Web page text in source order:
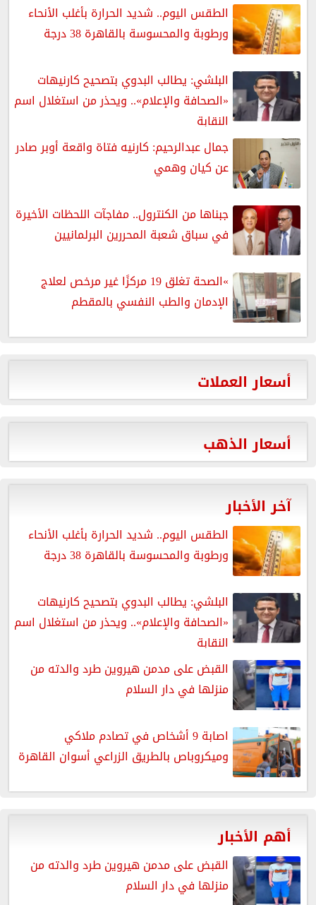
الطقس اليوم.. شديد الحرارة بأغلب الأنحاء
ورطوبة والمحسوسة بالقاهرة 38 درجة
البلشي: يطالب البدوي بتصحيح كارنيهات
«الصحافة والإعلام».. ويحذر من استغلال اسم
النقابة
جمال عبدالرحيم: كارنيه فتاة واقعة أوبر صادر
عن كيان وهمي
جبناها من الكنترول.. مفاجآت اللحظات الأخيرة
في سباق شعبة المحررين البرلمانيين
»الصحة تغلق 19 مركزًا غير مرخص لعلاج
الإدمان والطب النفسي بالمقطم
أسعار العملات
أسعار الذهب
آخر الأخبار
الطقس اليوم.. شديد الحرارة بأغلب الأنحاء
ورطوبة والمحسوسة بالقاهرة 38 درجة
البلشي: يطالب البدوي بتصحيح كارنيهات
«الصحافة والإعلام».. ويحذر من استغلال اسم
النقابة
القبض على مدمن هيروين طرد والدته من
منزلها في دار السلام
اصابة 9 أشخاص في تصادم ملاكي
وميكروباص بالطريق الزراعي أسوان القاهرة
أهم الأخبار
القبض على مدمن هيروين طرد والدته من
منزلها في دار السلام